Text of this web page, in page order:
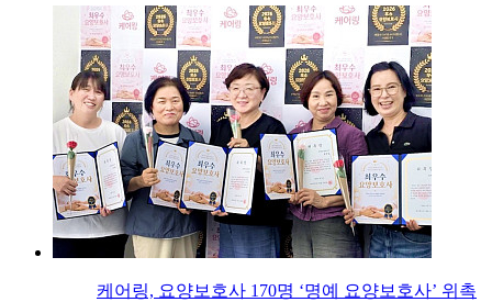
케어링, 요양보호사 170명 ‘명예 요양보호사’ 위촉